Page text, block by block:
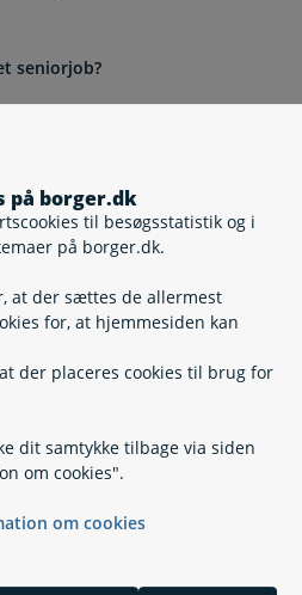
på borger.dk
til besøgsstatistik og i
på borger.dk.
at der sættes de allermest
for, at hjemmesiden kan
der placeres cookies til brug for
dit samtykke tilbage via siden
om cookies".
om cookies
seniorjob?
og Rekruttering